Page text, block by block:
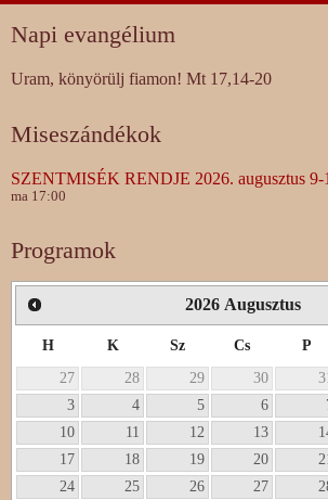
Napi evangélium
Uram, könyörülj fiamon! Mt 17,14-20
Miseszándékok
SZENTMISÉK RENDJE 2026. augusztus 9-
ma 17:00
Programok
2026 Augusztus
H K Sz Cs P
27
28 29 30
3
4 5 6
10
11 12 13
17
18 19 20
24
25 26 27